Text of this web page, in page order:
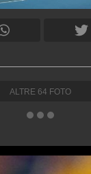
ALTRE 64 FOTO